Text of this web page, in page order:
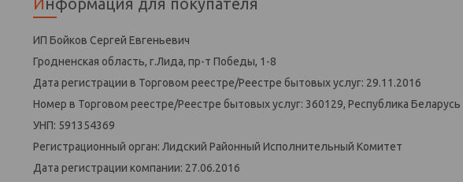
ИП Бойков Сергей Евгеньевич
Гродненская область, г.Лида, пр-т Победы, 1-8
Дата регистрации в Торговом реестре/Реестре бытовых услуг: 29.11.2016
Номер в Торговом реестре/Реестре бытовых услуг: 360129, Республика Беларусь
УНП: 591354369
Регистрационный орган: Лидский Районный Исполнительный Комитет
Дата регистрации компании: 27.06.2016